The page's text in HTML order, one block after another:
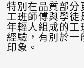
特別在品質部分
工班師傅與學徒
年輕人組成的工
經驗，有別於一
印象。